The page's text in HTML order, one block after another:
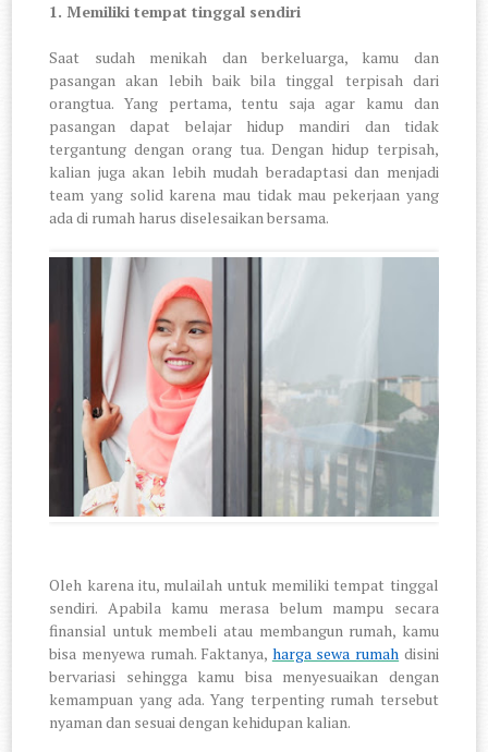
1.Memiliki tempat tinggal sendiri
Saat sudah menikah dan berkeluarga, kamu dan
pasangan akan lebih baik bila tinggal terpisah dari
orangtua. Yang pertama, tentu saja agar kamu dan
pasangan dapat belajar hidup mandiri dan tidak
tergantung dengan orang tua. Dengan hidup terpisah,
kalian juga akan lebih mudah beradaptasi dan menjadi
team yang solid karena mau tidak mau pekerjaan yang
ada di rumah harus diselesaikan bersama.
Oleh karena itu, mulailah untuk memiliki tempat tinggal
sendiri. Apabila kamu merasa belum mampu secara
finansial untuk membeli atau membangun rumah, kamu
bisa menyewa rumah. Faktanya, harga sewa rumah disini
bervariasi sehingga kamu bisa menyesuaikan dengan
kemampuan yang ada. Yang terpenting rumah tersebut
nyaman dan sesuai dengan kehidupan kalian.